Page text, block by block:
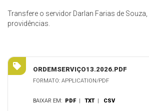
Transfere o servidor Darlan Farias de
providências.
ORDEMSERVIÇO13.2026.PDF
FORMATO: APPLICATION/PDF
BAIXAR EM: PDF |TXT | CSV